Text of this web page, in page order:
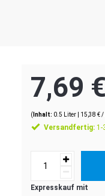
7,69 €
( Inhalt: 0.5 Liter| 15,38 € /
Versandfertig:1-